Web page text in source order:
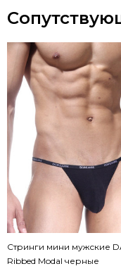
Стринги мини мужские
Ribbed Modal черные